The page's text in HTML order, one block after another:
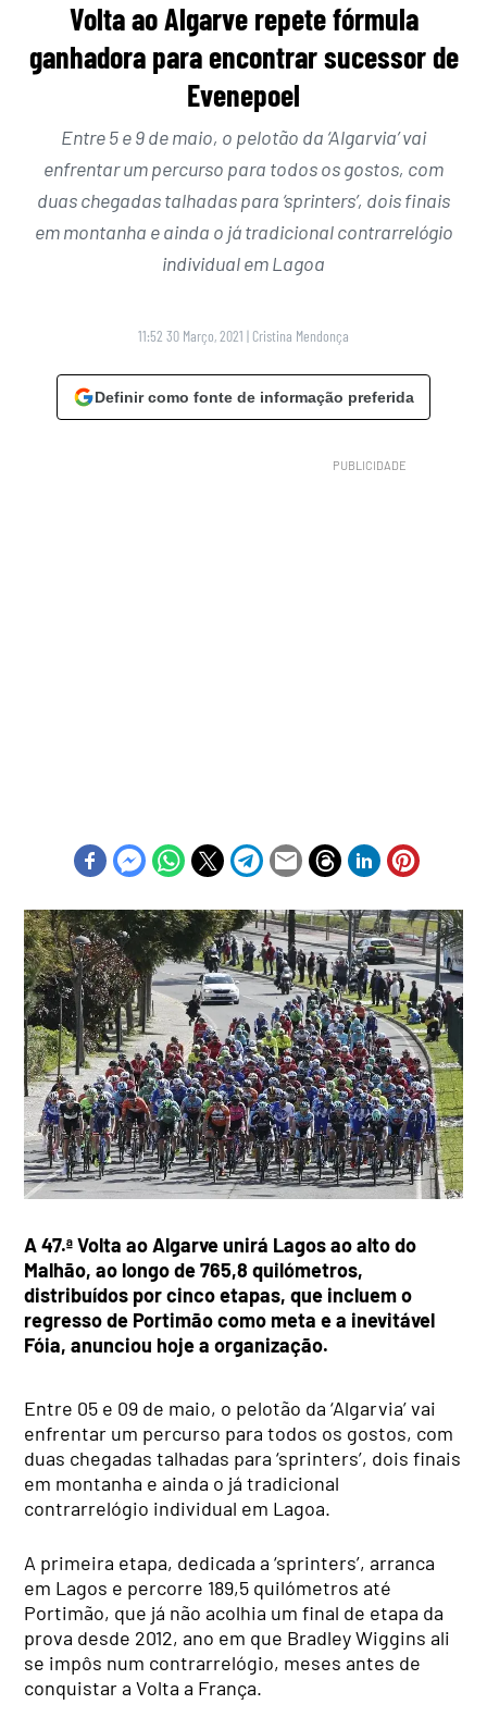
Volta ao Algarve repete fórmula
ganhadora para encontrar sucessor de
Evenepoel
Entre 5 e 9 de maio, o pelotão da ‘Algarvia’ vai
enfrentar um percurso para todos os gostos, com
duas chegadas talhadas para ‘sprinters’, dois finais
em montanha e ainda o já tradicional contrarrelógio
individual em Lagoa
11:52 30 Março, 2021 | Cristina Mendonça
Definir como fonte de informação preferida
A 47.ª Volta ao Algarve unirá Lagos ao alto do
Malhão, ao longo de 765,8 quilómetros,
distribuídos por cinco etapas, que incluem o
regresso de Portimão como meta e a inevitável
Fóia, anunciou hoje a organização.
Entre 05 e 09 de maio, o pelotão da ‘Algarvia’ vai
enfrentar um percurso para todos os gostos, com
duas chegadas talhadas para ‘sprinters’, dois finais
em montanha e ainda o já tradicional
contrarrelógio individual em Lagoa.
A primeira etapa, dedicada a ‘sprinters’, arranca
em Lagos e percorre 189,5 quilómetros até
Portimão, que já não acolhia um final de etapa da
prova desde 2012, ano em que Bradley Wiggins ali
se impôs num contrarrelógio, meses antes de
conquistar a Volta a França.